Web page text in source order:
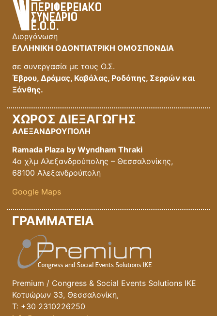
Διοργάνωση
ΕΛΛΗΝΙΚΗ ΟΔΟΝΤΙΑΤΡΙΚΗ ΟΜΟΣΠΟΝΔΙΑ
σε συνεργασία με τους Ο.Σ.
Έβρου, Δράμας, Καβάλας, Ροδόπης, Σερρών και
Ξάνθης.
ΧΩΡΟΣ ΔΙΕΞΑΓΩΓΗΣ
ΑΛΕΞΑΝΔΡΟΥΠΟΛΗ
Ramada Plaza by Wyndham Thraki
4ο χλμ Αλεξανδρούπολης – Θεσσαλονίκης,
68100 Αλεξανδρούπολη
Google Maps
ΓΡΑΜΜΑΤΕΙΑ
Premium / Congress & Social Events Solutions IKE
Κοτυώρων 33, Θεσσαλονίκη,
T: +30 2310226250